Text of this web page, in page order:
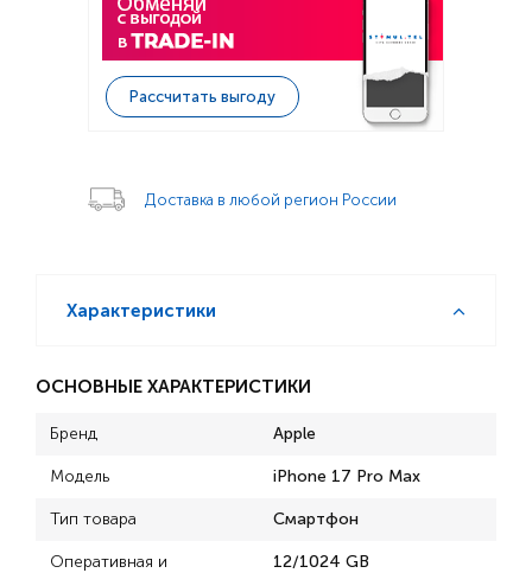
Рассчитать выгоду
Доставка в любой регион России
Характеристики
ОСНОВНЫЕ ХАРАКТЕРИСТИКИ
Бренд Apple
Модель iPhone 17 Pro Max
Тип товара Смартфон
Оперативная и
12/1024 GB